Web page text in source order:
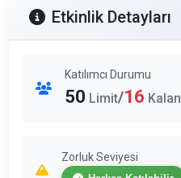
Etkinlik Detayları
Katılımcı Durumu
50 Limit/16 Kalan
Zorluk Seviyesi